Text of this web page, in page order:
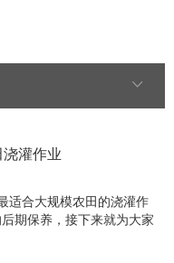
灌作业
适合大规模农田的浇灌作
期保养，接下来就为大家